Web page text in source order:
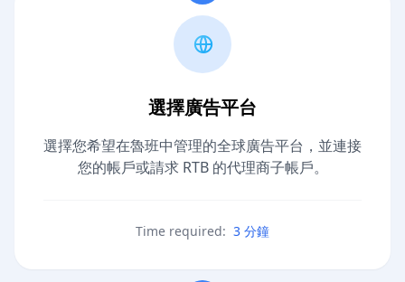
選擇廣告平台
選擇您希望在魯班中管理的全球廣告平台，並連接
您的帳戶或請求 RTB 的代理商子帳戶。
Time required: 3 分鐘